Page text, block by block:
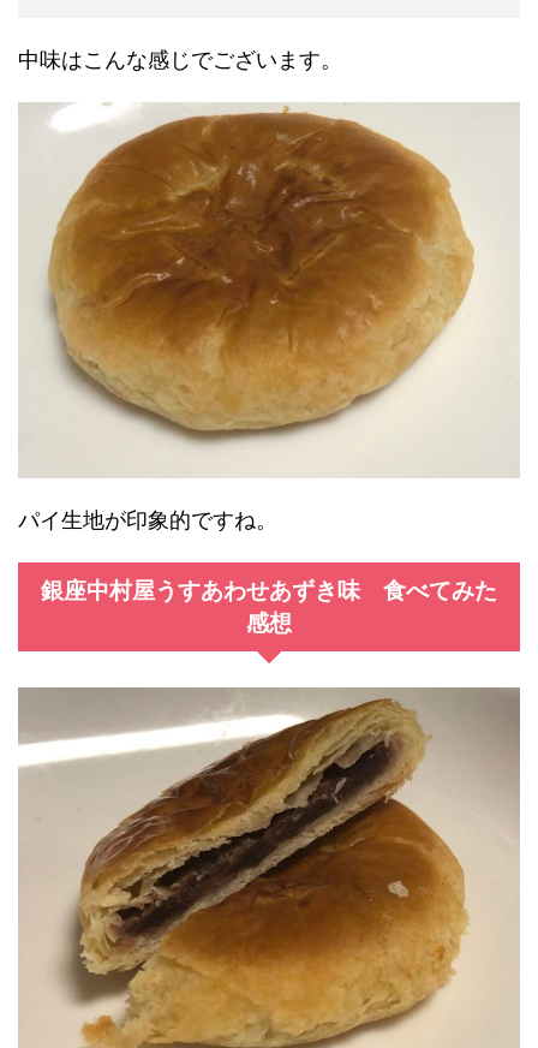
中味はこんな感じでございます。
パイ生地が印象的ですね。
銀座中村屋うすあわせあずき味 食べてみた
感想